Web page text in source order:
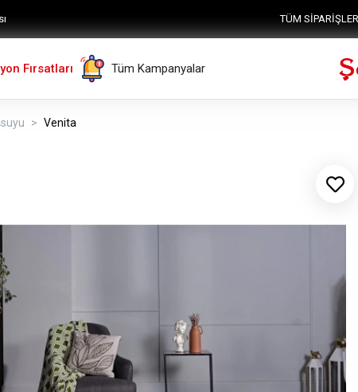
TÜM
Fırsatları Tüm Kampanyalar
Venita